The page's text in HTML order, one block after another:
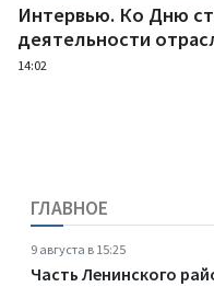
Интервью. Ко Дню
деятельности
14:02
ГЛАВНОЕ
9 августа в 15:25
Часть Ленинского